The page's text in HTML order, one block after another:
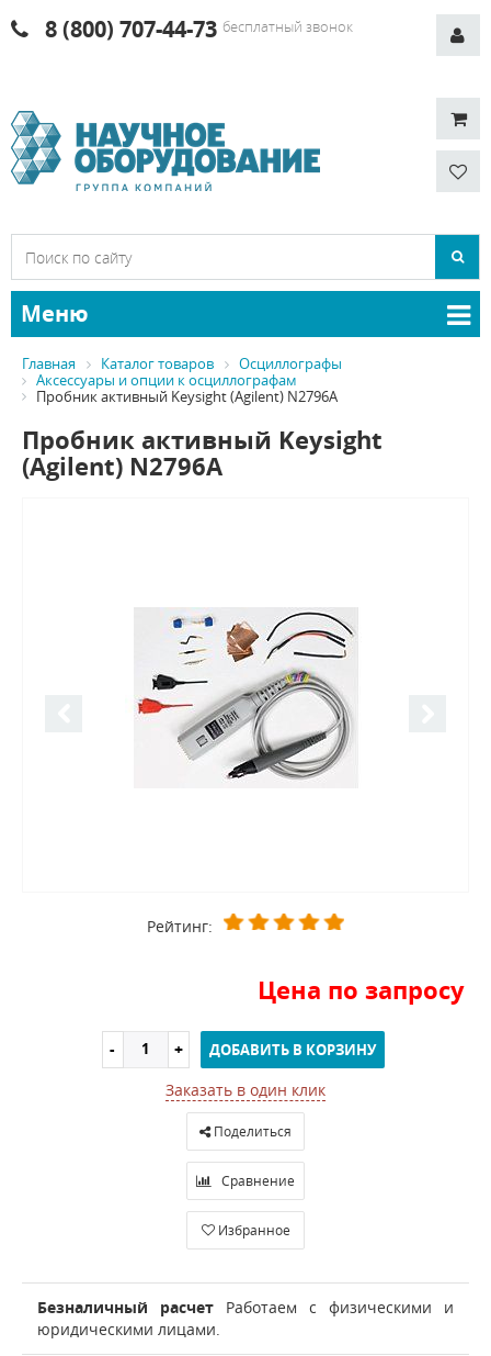
8 (800) 707-44-73 бесплатный звонок
Меню
Главная Каталог товаров
Осциллографы
Аксессуары и опции к осциллографам
Пробник активный Keysight (Agilent) N2796A
Пробник активный Keysight
(Agilent) N2796A
Рейтинг:
Цена по запросу
ДОБАВИТЬ В КОРЗИНУ
Заказать в один клик
Поделиться
Сравнение
Избранное
Безналичный расчет Работаем с физическими и
юридическими лицами.